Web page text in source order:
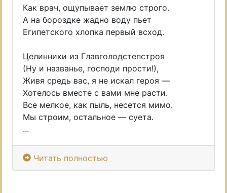
Как врач, ощупывает землю строго.
А на бороздке жадно воду пьет
Египетского хлопка первый всход.
Целинники из Главголодстепстроя
(Ну и названье, господи прости!),
Живя средь вас, я не искал героя —
Хотелось вместе с вами мне расти.
Все мелкое, как пыль, несется мимо.
Мы строим, остальное — суета.
...
Читать полностью